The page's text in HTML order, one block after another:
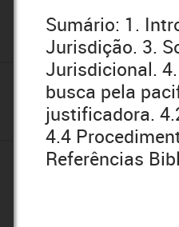
Sumário: 1.
Jurisdição. 3.
Jurisdicional.
busca pela
justificadora.
4.4
Referências